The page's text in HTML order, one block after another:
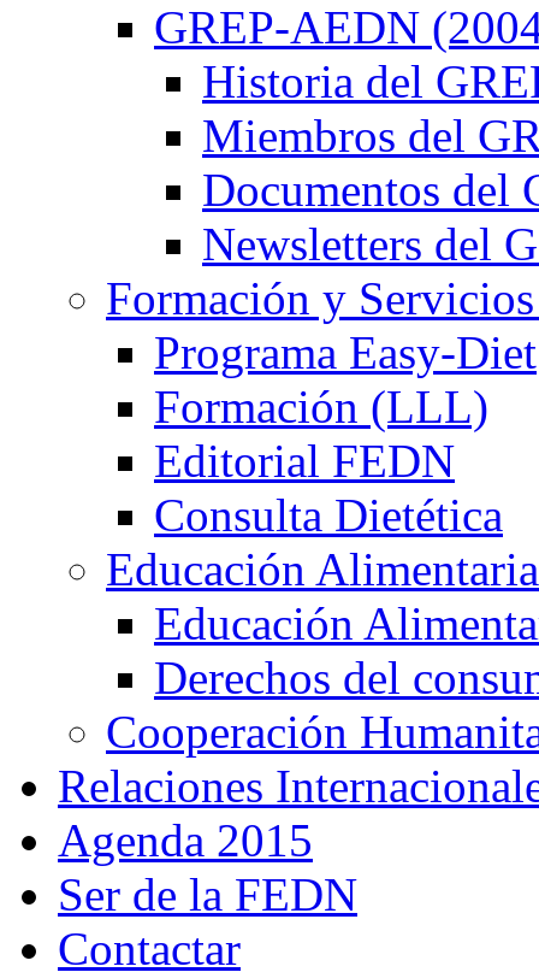
GREP-AEDN
Historia del
Miembros del
Documentos del
Newsletters del
Formación y
Programa Easy-Diet
Formación (LLL)
Editorial FEDN
Consulta Dietética
Educación Alimentaria
Educación
Derechos del
Cooperación
Relaciones
Agenda 2015
Ser de la FEDN
Contactar